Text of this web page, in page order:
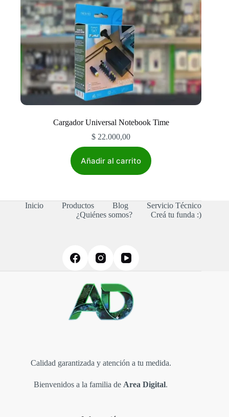
Cargador Universal Notebook Time
$ 22.000,00
Añadir al carrito
Inicio Productos Blog
Servicio Técnico
¿Quiénes somos?
Creá tu funda :)
Calidad garantizada y atención a tu medida.
Bienvenidos a la familia deArea Digital.